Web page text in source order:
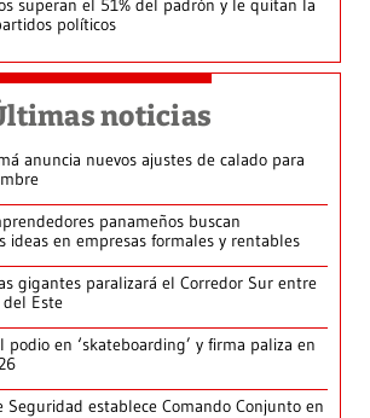
superan el 51% del padrón y le quitan la
políticos
noticias
anuncia nuevos ajustes de calado para
panameños buscan
ideas en empresas formales y rentables
gigantes paralizará el Corredor Sur entre
del Este
podio en ‘skateboarding’ y firma paliza en
Seguridad establece Comando Conjunto en